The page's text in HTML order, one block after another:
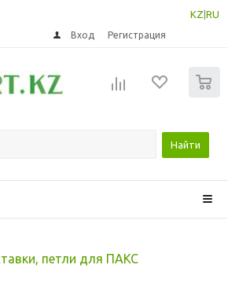
KZ RU
Вход Регистрация
Найти
петли для ПАКС